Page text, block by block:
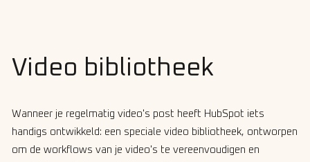
Video bibliotheek
Wanneer je regelmatig video's post heeft HubSpot iets
handigs ontwikkeld: een speciale video bibliotheek, ontworpen
om de workflows van je video's te vereenvoudigen en